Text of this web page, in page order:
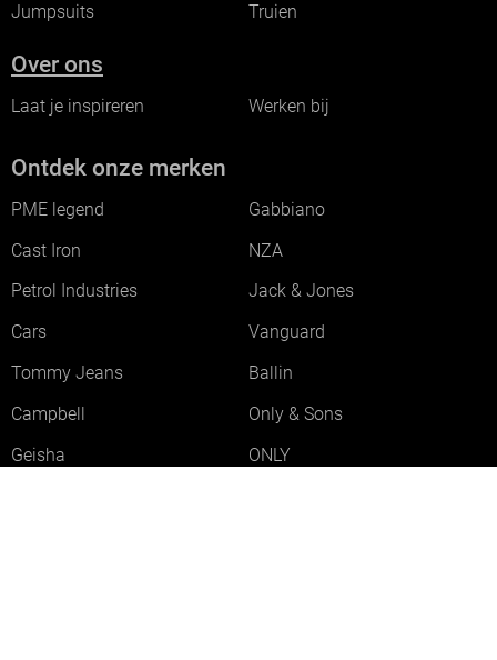
Jumpsuits
Truien
Over ons
Laat je inspireren Werken bij
Ontdek onze merken
PME legend
Gabbiano
Cast Iron
NZA
Petrol Industries
Jack & Jones
Cars
Vanguard
Tommy Jeans
Ballin
Campbell
Only & Sons
Geisha
ONLY